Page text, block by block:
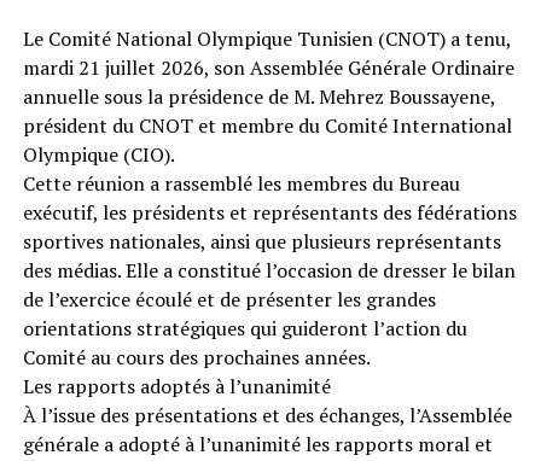
Le Comité National Olympique Tunisien (CNOT) a tenu,
mardi 21 juillet 2026, son Assemblée Générale Ordinaire
annuelle sous la présidence de M. Mehrez Boussayene,
président du CNOT et membre du Comité International
Olympique (CIO).
Cette réunion a rassemblé les membres du Bureau
exécutif, les présidents et représentants des fédérations
sportives nationales, ainsi que plusieurs représentants
des médias. Elle a constitué l’occasion de dresser le bilan
de l’exercice écoulé et de présenter les grandes
orientations stratégiques qui guideront l’action du
Comité au cours des prochaines années.
Les rapports adoptés à l’unanimité
À l’issue des présentations et des échanges, l’Assemblée
générale a adopté à l’unanimité les rapports moral et